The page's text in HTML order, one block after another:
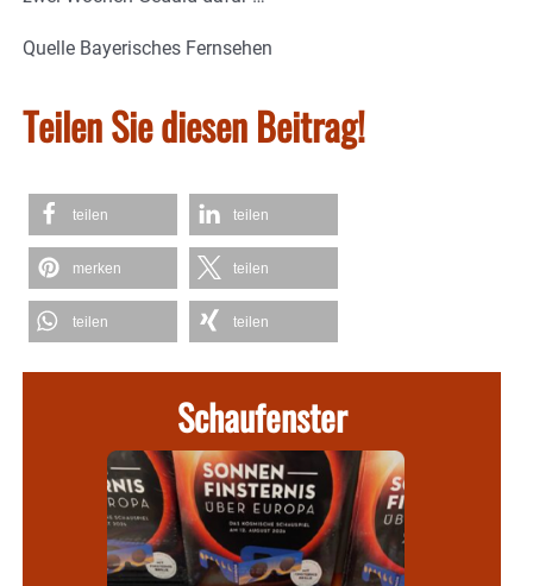
Quelle Bayerisches Fernsehen
Teilen Sie diesen Beitrag!
teilen teilen
merken teilen
teilen teilen
Schaufenster